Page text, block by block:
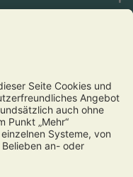
youtube